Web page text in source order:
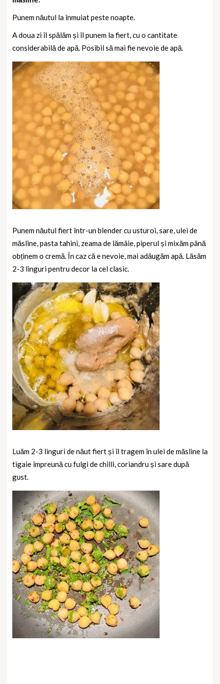
Punem năutul la înmuiat peste noapte.
A doua zi îl spălăm și îl punem la fiert, cu o cantitate
considerabilă de apă. Posibil să mai fie nevoie de apă.
Punem năutul fiert într-un blender cu usturoi, sare, ulei de
măsline, pasta tahini, zeama de lămâie, piperul și mixăm până
obținem o cremă. În caz că e nevoie, mai adăugăm apă. Lăsăm
2-3 linguri pentru decor la cel clasic.
Luăm 2-3 linguri de năut fiert și îl tragem în ulei de măsline la
tigaie împreună cu fulgi de chilli, coriandru și sare după
gust.